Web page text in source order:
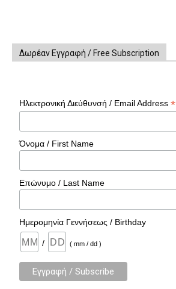
Δωρέαν Εγγραφή / Free Subscription
Ηλεκτρονική Διεύθυνσή / Email Address*
Όνομα / First Name
Επώνυμο / Last Name
Ημερομηνία Γεννήσεως / Birthday
/ ( mm / dd )